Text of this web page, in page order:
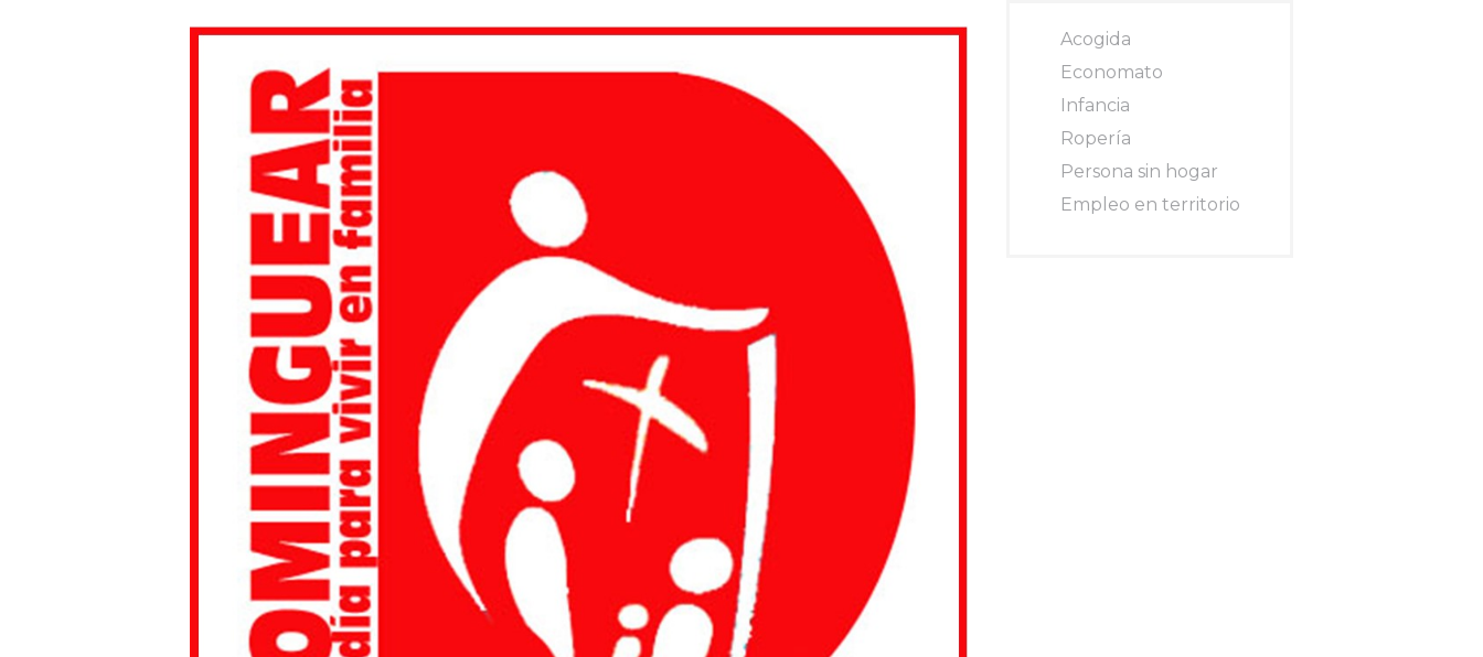
Acogida
Economato
Infancia
Ropería
Persona sin hogar
Empleo en territorio